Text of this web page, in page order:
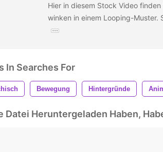
Hier in diesem Stock Video
winken in einem Looping-Muster.
In Searches For
Bewegung Hintergründe
Datei Heruntergeladen Haben,